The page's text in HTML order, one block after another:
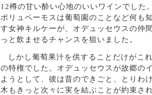
12樽の甘い酔い心地のいいワインでした
ポリュペーモスは葡萄園のことなど何も
す女神キルケーが、オデュッセウスの仲
っと飲ませるチャンスを狙いました。
しかし葡萄果汁を供することだけがこ
の特権でした。オデュッセウスが故郷の
ようとして、彼は昔のできごと、とりわ
木もきっと次々に実を結ぶことが約束さ